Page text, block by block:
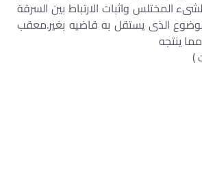
المختلس واثبات الارتباط بين السرقة
الذى يستقل به قاضيه بغير.معقب
ينتجه